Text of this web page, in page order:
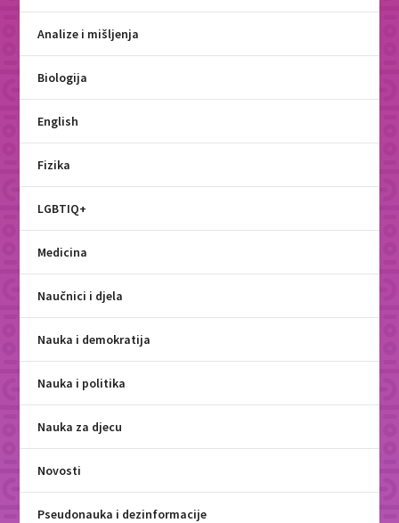
Analize i mišljenja
Biologija
English
Fizika
LGBTIQ+
Medicina
Naučnici i djela
Nauka i demokratija
Nauka i politika
Nauka za djecu
Novosti
Pseudonauka i dezinformacije